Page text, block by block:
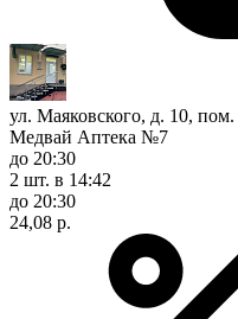
ул. Маяковского, д. 10,
Медвай Аптека №7
до 20:30
2 шт. в 14:42
до 20:30
24,08 р.